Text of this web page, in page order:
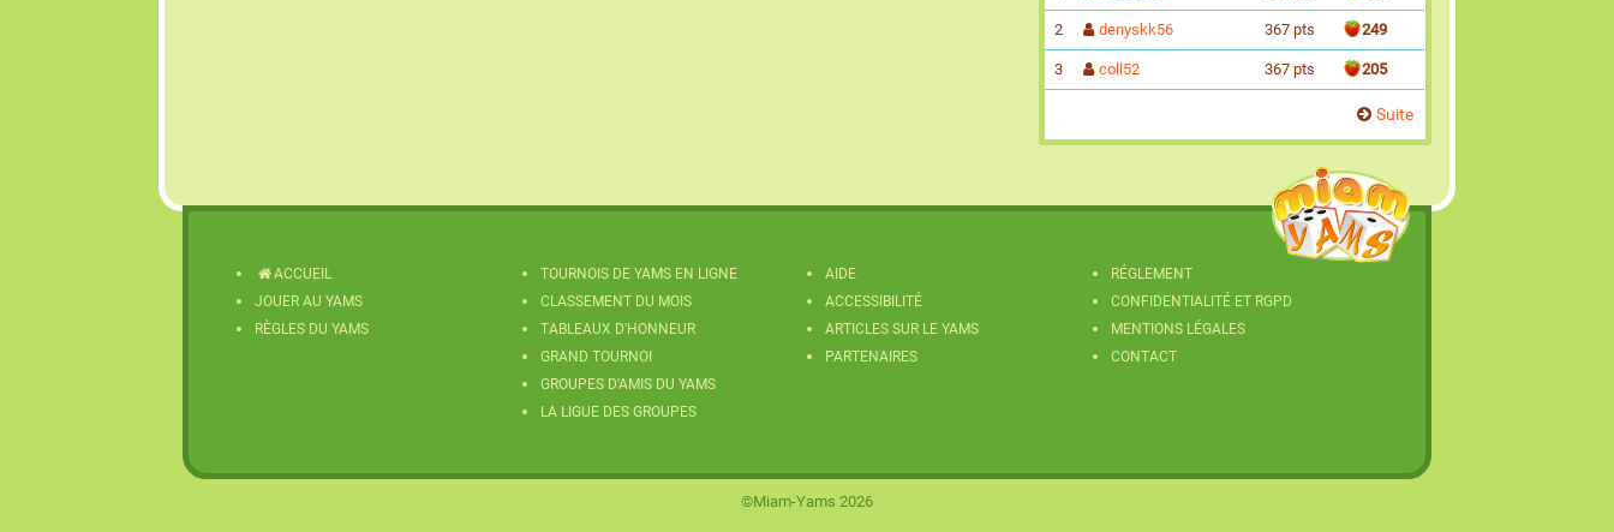
2 denyskk56 367 pts 249
3 coll52 367 pts 205
Suite
ACCUEIL
JOUER AU YAMS
RÈGLES DU YAMS
TOURNOIS DE YAMS EN LIGNE
CLASSEMENT DU MOIS
TABLEAUX D'HONNEUR
GRAND TOURNOI
GROUPES D'AMIS DU YAMS
LA LIGUE DES GROUPES
AIDE
ACCESSIBILITÉ
ARTICLES SUR LE YAMS
PARTENAIRES
RÉGLEMENT
CONFIDENTIALITÉ ET RGPD
MENTIONS LÉGALES
CONTACT
©Miam-Yams 2026